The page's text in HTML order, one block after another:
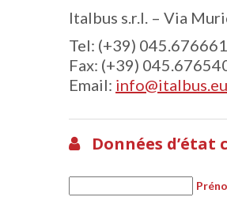
Italbus s.r.l. – Via
Tel: (+39)
Fax: (+39)
Email: info@italbus.eu
Données d’état